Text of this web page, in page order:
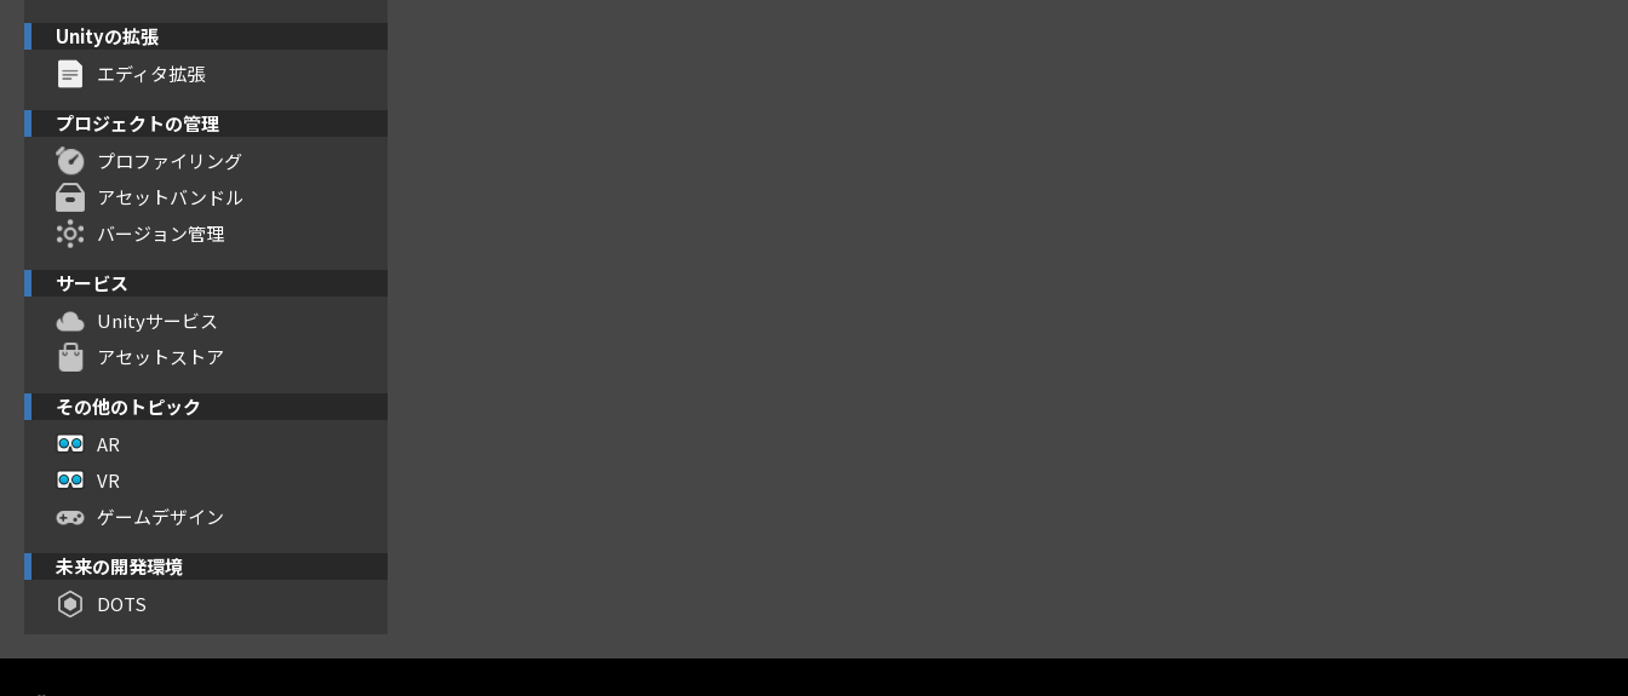
Unityの拡張
エディタ拡張
プロジェクトの管理
プロファイリング
アセットバンドル
バージョン管理
サービス
Unityサービス
アセットストア
その他のトピック
AR
VR
ゲームデザイン
未来の開発環境
DOTS